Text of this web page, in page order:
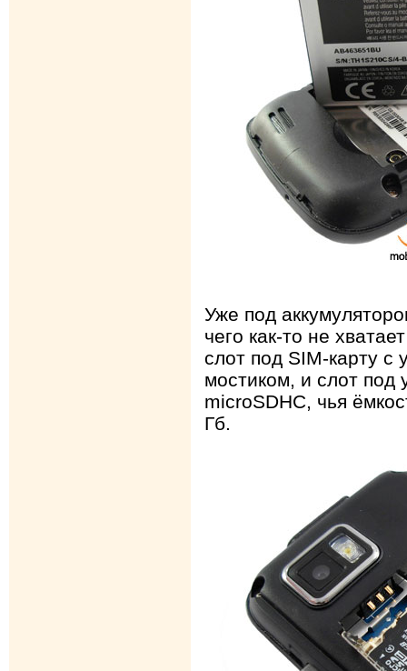
Уже под
чего как-то не
слот под SIM-карту
мостиком, и слот под
microSDHC, чья
Гб.